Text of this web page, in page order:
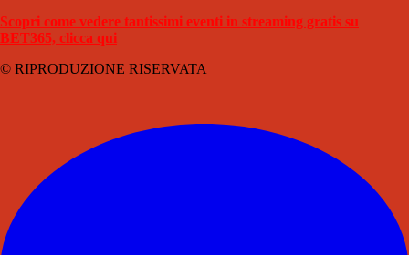
Scopri come vedere tantissimi eventi in streaming gratis su
BET365, clicca qui
© RIPRODUZIONE RISERVATA